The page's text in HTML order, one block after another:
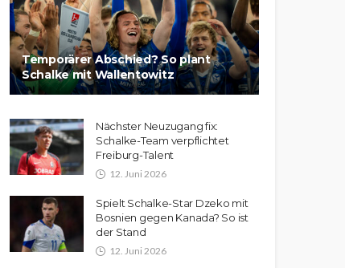
Temporärer Abschied? So plant
Schalke mit Wallentowitz
Nächster Neuzugang fix:
Schalke-Team verpflichtet
Freiburg-Talent
12. Juni 2026
Spielt Schalke-Star Dzeko mit
Bosnien gegen Kanada? So ist
der Stand
12. Juni 2026